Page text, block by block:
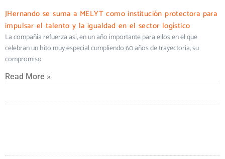
JHernando se suma a MELYT como institución protectora para
impulsar el talento y la igualdad en el sector logístico
La compañía refuerza así, en un año importante para ellos en el que
celebran un hito muy especial cumpliendo 60 años de trayectoria, su
compromiso
Read More »